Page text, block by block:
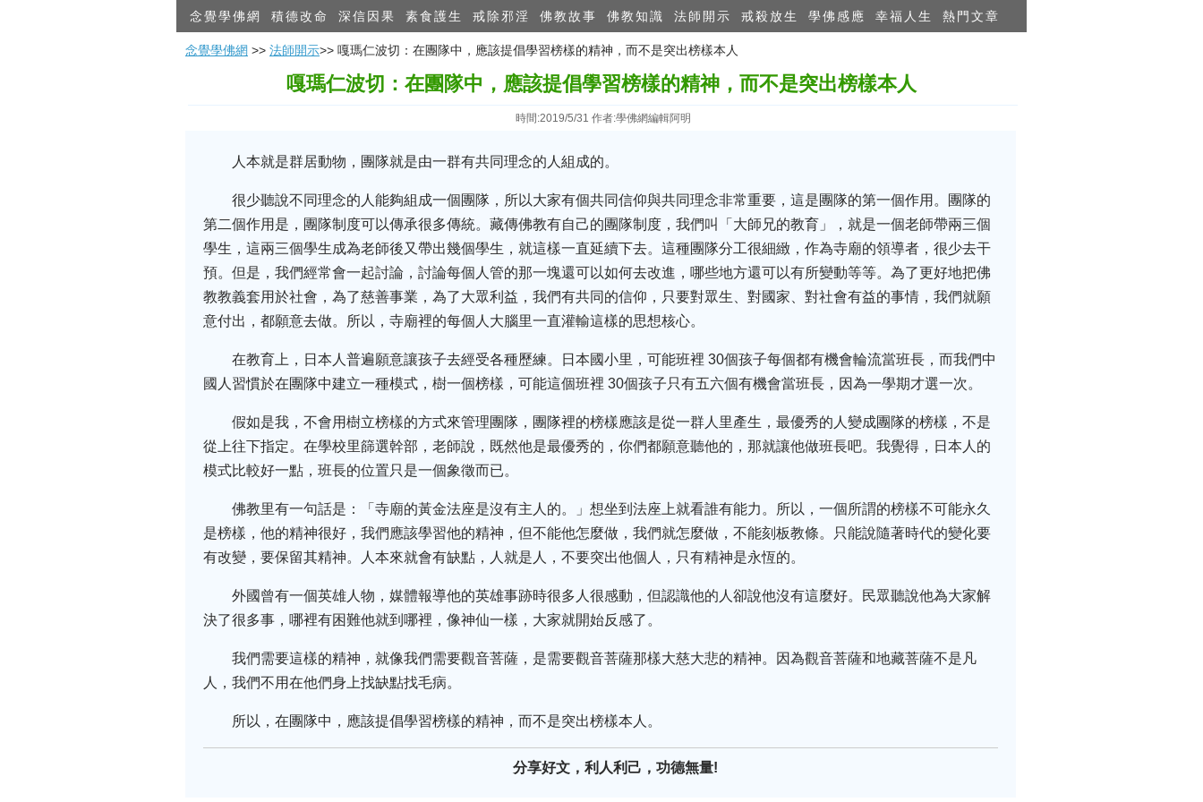
念覺學佛網 積德改命 深信因果 素食護生 戒除邪淫 佛教故事 佛教知識 法師開示 戒殺放生 學佛感應 幸福人生 熱門文章
念覺學佛網 >> 法師開示>> 嘎瑪仁波切：在團隊中，應該提倡學習榜樣的精神，而不是突出榜樣本人
嘎瑪仁波切：在團隊中，應該提倡學習榜樣的精神，而不是突出榜樣本人
時間:2019/5/31 作者:學佛網編輯阿明
人本就是群居動物，團隊就是由一群有共同理念的人組成的。
很少聽說不同理念的人能夠組成一個團隊，所以大家有個共同信仰與共同理念非常重要，這是團隊的第一個作用。團隊的
第二個作用是，團隊制度可以傳承很多傳統。藏傳佛教有自己的團隊制度，我們叫「大師兄的教育」，就是一個老師帶兩三個
學生，這兩三個學生成為老師後又帶出幾個學生，就這樣一直延續下去。這種團隊分工很細緻，作為寺廟的領導者，很少去干
預。但是，我們經常會一起討論，討論每個人管的那一塊還可以如何去改進，哪些地方還可以有所變動等等。為了更好地把佛
教教義套用於社會，為了慈善事業，為了大眾利益，我們有共同的信仰，只要對眾生、對國家、對社會有益的事情，我們就願
意付出，都願意去做。所以，寺廟裡的每個人大腦里一直灌輸這樣的思想核心。
在教育上，日本人普遍願意讓孩子去經受各種歷練。日本國小里，可能班裡 30個孩子每個都有機會輪流當班長，而我們中
國人習慣於在團隊中建立一種模式，樹一個榜樣，可能這個班裡 30個孩子只有五六個有機會當班長，因為一學期才選一次。
假如是我，不會用樹立榜樣的方式來管理團隊，團隊裡的榜樣應該是從一群人里產生，最優秀的人變成團隊的榜樣，不是
從上往下指定。在學校里篩選幹部，老師說，既然他是最優秀的，你們都願意聽他的，那就讓他做班長吧。我覺得，日本人的
模式比較好一點，班長的位置只是一個象徵而已。
佛教里有一句話是：「寺廟的黃金法座是沒有主人的。」想坐到法座上就看誰有能力。所以，一個所謂的榜樣不可能永久
是榜樣，他的精神很好，我們應該學習他的精神，但不能他怎麼做，我們就怎麼做，不能刻板教條。只能說隨著時代的變化要
有改變，要保留其精神。人本來就會有缺點，人就是人，不要突出他個人，只有精神是永恆的。
外國曾有一個英雄人物，媒體報導他的英雄事跡時很多人很感動，但認識他的人卻說他沒有這麼好。民眾聽說他為大家解
決了很多事，哪裡有困難他就到哪裡，像神仙一樣，大家就開始反感了。
我們需要這樣的精神，就像我們需要觀音菩薩，是需要觀音菩薩那樣大慈大悲的精神。因為觀音菩薩和地藏菩薩不是凡
人，我們不用在他們身上找缺點找毛病。
所以，在團隊中，應該提倡學習榜樣的精神，而不是突出榜樣本人。
分享好文，利人利己，功德無量!